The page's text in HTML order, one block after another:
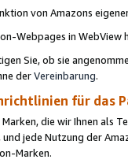
von Amazons
Webpages in WebView
Sie, ob sie
derVereinbarung.
für das
die wir Ihnen als
jede Nutzung der
Marken.